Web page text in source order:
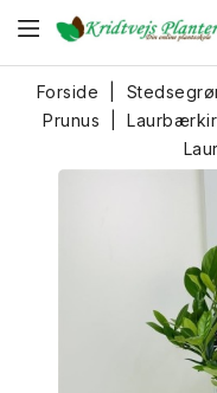
Forside
Prunus